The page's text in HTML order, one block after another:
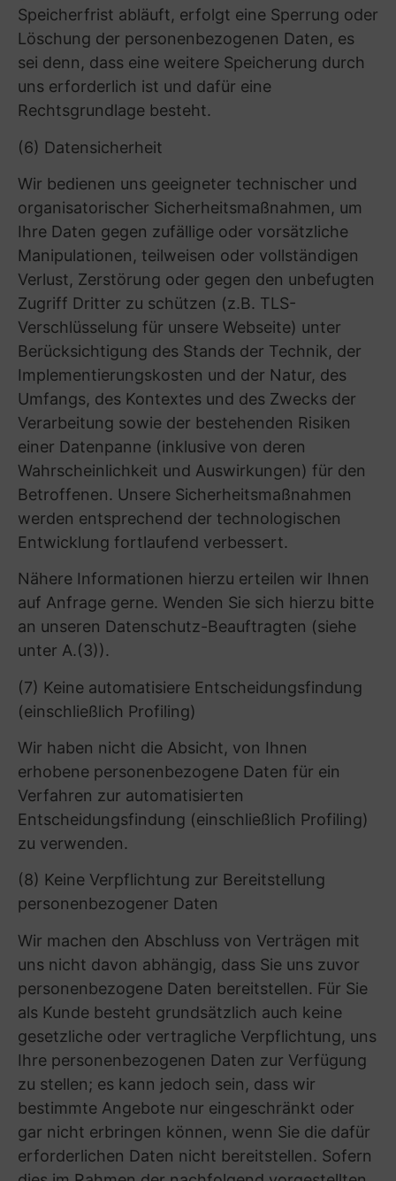
Standardfrist :6 Monate
nach Vergabe der jeweiligen Stelle
Bewerberpool (mit Einwilligung): 2 Jahre
danach Prüfung der weiteren Erforderlichkeit,
Bewerber, die eine Einwilligung zur Aufnahme in
den Bewerberdatenpool erteilt haben, können
diese jederzeit mit Wirkung für die Zukunft
widerrufen.
weitere Speicherung besteht. Ansonsten
werden die Daten gelöscht.
(12) Änderungen der Datenschutzhinweise
Im Rahmen der Fortentwicklung des
Datenschutzrechts sowie technologischer oder
organisatorischer Veränderungen werden
unsere Datenschutzhinweise regelmäßig auf
Anpassungs- oder Ergänzungsbedarf hin
überprüft. Über Änderungen werden Sie
insbesondere auf unserer deutschen Webseite
unterrichtet. Diese Datenschutzhinweise haben
den Stand von August 2025.
Besuch von Webseiten
Informationen zu unseren Unternehmen und
Sie insbesondere unter [Adresse der
Internetseite des Unternehmens] samt den
dazugehörigen Unterseiten (nachfolgend
gemeinsam: „Webseiten“). Bei einem Besuch
unserer Webseiten können personenbezogene
Daten von Ihnen verarbeitet werden.
(2) Verarbeitete personenbezogene Daten
Bei der informatorischen Nutzung der
Webseiten werden die folgenden Kategorien
personenbezogener Daten von uns erhoben,
gespeichert und weiterverarbeitet:
„Protokolldaten“: Wenn Sie unsere Webseiten
besuchen, wird auf unserem Webserver
temporär und anonymisiert ein sogenannter
Protokolldatensatz (sog. Server-Logfiles)
gespeichert. Dieser besteht aus: